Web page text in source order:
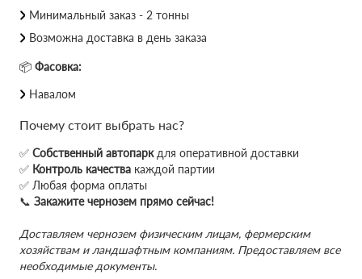
Минимальный заказ - 2 тонны
Возможна доставка в день заказа
📦 Фасовка:
Навалом
Почему стоит выбрать нас?
✅ Собственный автопаркдля оперативной доставки
✅ Контроль качества каждой партии
✅ Любая форма оплаты
📞 Закажите чернозем прямо сейчас!
Доставляем чернозем физическим лицам, фермерским
хозяйствам и ландшафтным компаниям. Предоставляем все
необходимые документы.